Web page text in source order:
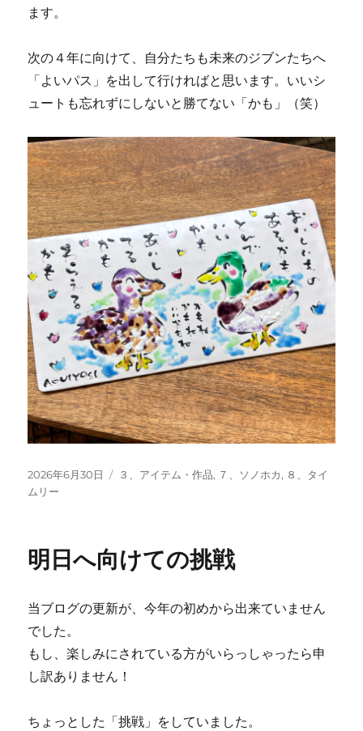
ます。
次の４年に向けて、自分たちも未来のジブンたちへ
「よいパス」を出して行ければと思います。いいシ
ュートも忘れずにしないと勝てない「かも」（笑）
投
稿
2026年6月30日
カ
３、アイテム・作品, ７、ソノホカ, ８、タイ
ムリー
明日へ向けての挑戦
当ブログの更新が、今年の初めから出来ていません
でした。
もし、楽しみにされている方がいらっしゃったら申
し訳ありません！
ちょっとした「挑戦」をしていました。